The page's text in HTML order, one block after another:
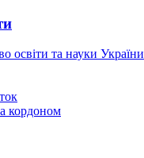
освіти та науки України
кордоном